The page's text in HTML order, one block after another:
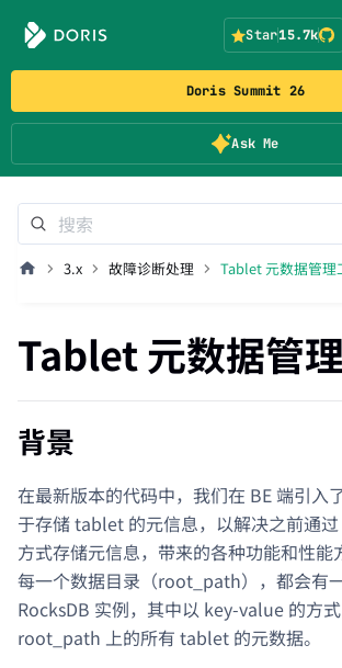
Doris Summit 26
Ask Me
Star15.7k
3.x 故障诊断处理 Tablet 元数据管理
Tablet 元数据管
背景
在最新版本的代码中，我们在 BE 端引入
于存储 tablet 的元信息，以解决之前通
方式存储元信息，带来的各种功能和性能
每一个数据目录（root_path），都会有
RocksDB 实例，其中以 key-value 的方
root_path 上的所有 tablet 的元数据。